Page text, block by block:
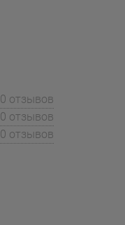
0 отзывов
0 отзывов
0 отзывов